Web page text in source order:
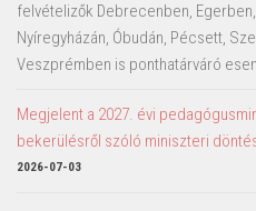
felvételizők Debrecenben,
Nyíregyházán, Óbudán, Pécsett,
Veszprémben is ponthatárváró
Megjelent a 2027. évi
bekerülésről szóló miniszteri
2026-07-03